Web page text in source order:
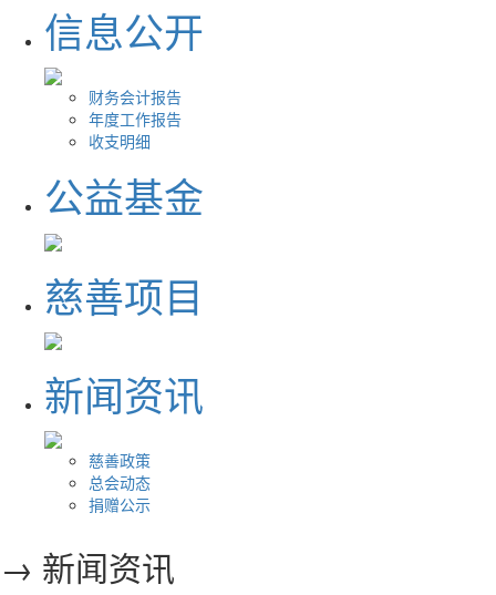
信息公开
财务会计报告
年度工作报告
收支明细
公益基金
慈善项目
新闻资讯
慈善政策
总会动态
捐赠公示
→ 新闻资讯